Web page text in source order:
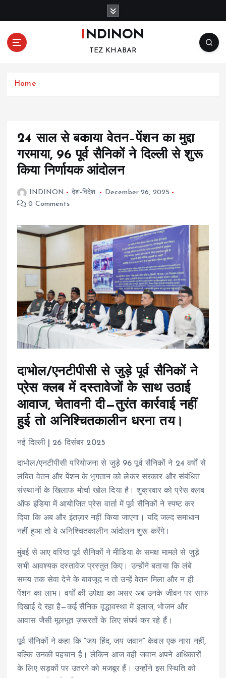
o
INDINON
TEZ KHABAR
Home
24 साल से बकाया वेतन–पेंशन का मुद्दा
गरमाया, 96 पूर्व सैनिकों ने दिल्ली से शुरू
किया निर्णायक आंदोलन
INDINON देश-विदेश
December 26, 2025
0 Comments
दाभोल/एनटीपीसी से जुड़े पूर्व सैनिकों ने
प्रेस क्लब में दस्तावेजों के साथ उठाई
आवाज, चेतावनी दी—तुरंत कार्रवाई नहीं
हुई तो अनिश्चितकालीन धरना तय।
नई दिल्ली | 26 दिसंबर 2025
दाभोल/एनटीपीसी परियोजना से जुड़े 96 पूर्व सैनिकों ने 24 वर्षों से
लंबित वेतन और पेंशन के भुगतान को लेकर सरकार और संबंधित
संस्थानों के खिलाफ मोर्चा खोल दिया है। शुक्रवार को प्रेस क्लब
ऑफ इंडिया में आयोजित प्रेस वार्ता में पूर्व सैनिकों ने स्पष्ट कर
दिया कि अब और इंतज़ार नहीं किया जाएगा। यदि जल्द समाधान
नहीं हुआ तो वे अनिश्चितकालीन आंदोलन शुरू करेंगे।
मुंबई से आए वरिष्ठ पूर्व सैनिकों ने मीडिया के समक्ष मामले से जुड़े
सभी आवश्यक दस्तावेज प्रस्तुत किए। उन्होंने बताया कि लंबे
समय तक सेवा देने के बावजूद न तो उन्हें वेतन मिला और न ही
पेंशन का लाभ। वर्षों की उपेक्षा का असर अब उनके जीवन पर साफ
दिखाई दे रहा है—कई सैनिक वृद्धावस्था में इलाज, भोजन और
आवास जैसी मूलभूत ज़रूरतों के लिए संघर्ष कर रहे हैं।
पूर्व सैनिकों ने कहा कि “जय हिंद, जय जवान” केवल एक नारा नहीं,
बल्कि उनकी पहचान है। लेकिन आज वही जवान अपने अधिकारों
के लिए सड़कों पर उतरने को मजबूर हैं। उन्होंने इस स्थिति को